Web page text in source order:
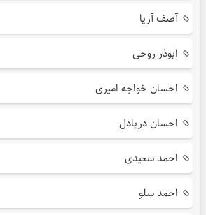
آصف آریا
ابوذر روحی
احسان خواجه امیری
احسان دریادل
احمد سعیدی
احمد سلو